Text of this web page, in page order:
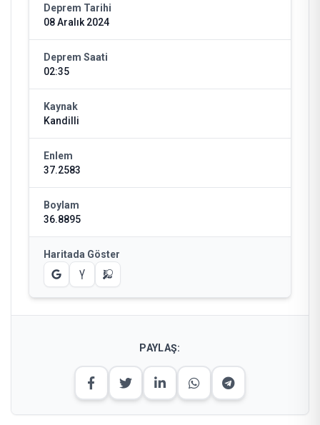
Deprem Tarihi
08 Aralık 2024
Deprem Saati
02:35
Kaynak
Kandilli
Enlem
37.2583
Boylam
36.8895
Haritada Göster
PAYLAŞ: